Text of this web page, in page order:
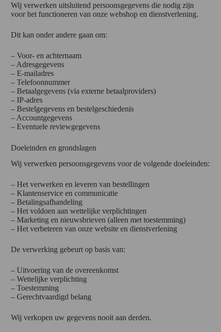
Wij verwerken uitsluitend persoonsgegevens die nodig zijn
voor het functioneren van onze webshop en dienstverlening.
Dit kan onder andere gaan om:
– Voor- en achternaam
– Adresgegevens
– E-mailadres
– Telefoonnummer
– Betaalgegevens (via externe betaalproviders)
– IP-adres
– Bestelgegevens en bestelgeschiedenis
– Accountgegevens
– Eventuele reviewgegevens
Doeleinden en grondslagen
Wij verwerken persoonsgegevens voor de volgende doeleinden:
– Het verwerken en leveren van bestellingen
– Klantenservice en communicatie
– Betalingsafhandeling
– Het voldoen aan wettelijke verplichtingen
– Marketing en nieuwsbrieven (alleen met toestemming)
– Het verbeteren van onze website en dienstverlening
De verwerking gebeurt op basis van:
– Uitvoering van de overeenkomst
– Wettelijke verplichting
– Toestemming
– Gerechtvaardigd belang
Wij verkopen uw gegevens nooit aan derden.